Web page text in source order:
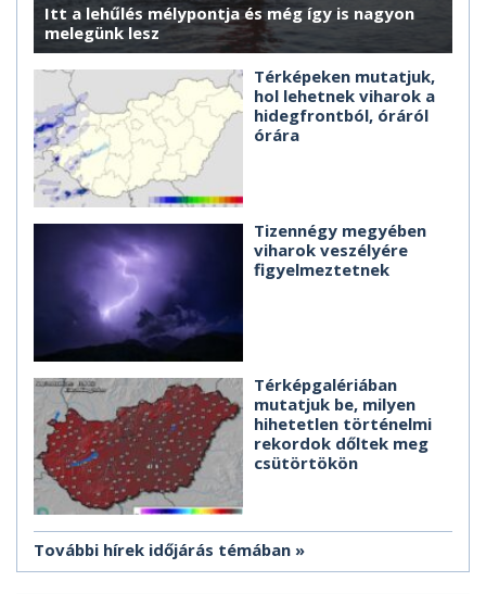
Itt a lehűlés mélypontja és még így is nagyon
melegünk lesz
Térképeken mutatjuk,
hol lehetnek viharok a
hidegfrontból, óráról
órára
Tizennégy megyében
viharok veszélyére
figyelmeztetnek
Térképgalériában
mutatjuk be, milyen
hihetetlen történelmi
rekordok dőltek meg
csütörtökön
További hírek időjárás témában